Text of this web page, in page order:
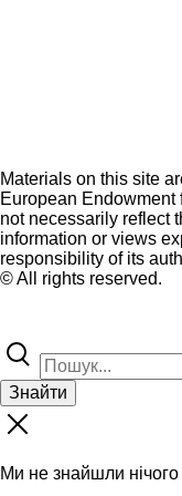
Materials on this site
European Endowment
not necessarily reflect
information or views
responsibility of its
© All rights reserved.
Знайти
Ми не знайшли нічого